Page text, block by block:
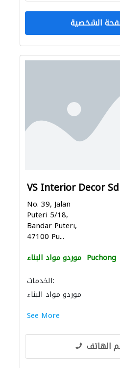
الشخصية
VS Interior Decor
No. 39, Jalan
Puteri 5/18,
Bandar Puteri,
47100 Pu...
موردو مواد البناء Puchong
الخدمات:
موردو مواد البناء
See More
الهاتف